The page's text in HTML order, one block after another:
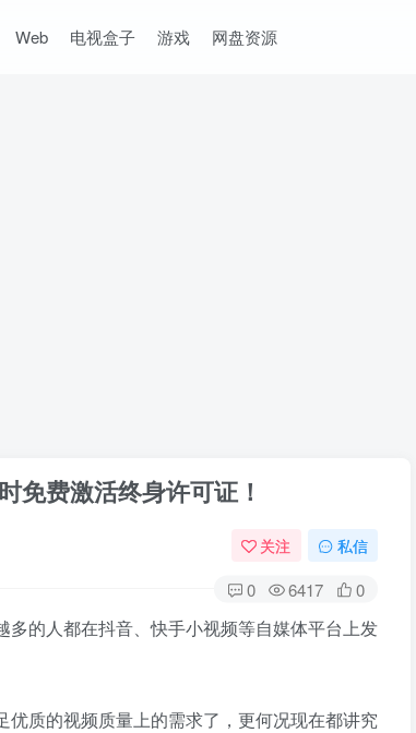
Web 电视盒子 游戏 网盘资源
免费激活终身许可证！
关注 私信
0 6417 0
的人都在抖音、快手小视频等自媒体平台上发
质的视频质量上的需求了，更何况现在都讲究